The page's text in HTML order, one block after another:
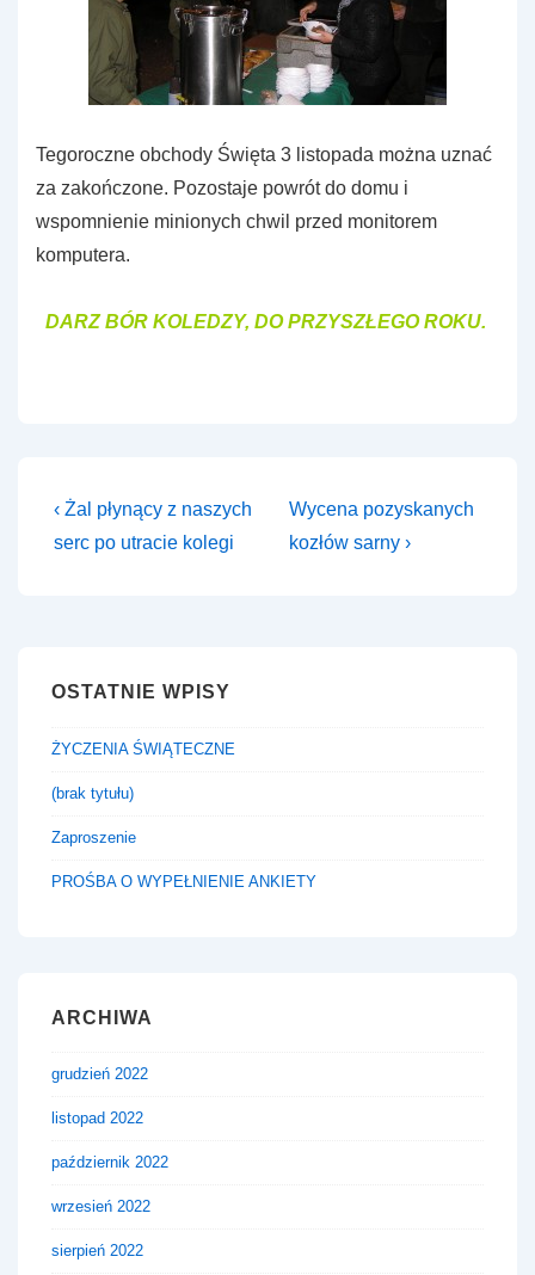
Tegoroczne obchody Święta 3 listopada można uznać
za zakończone. Pozostaje powrót do domu i
wspomnienie minionych chwil przed monitorem
komputera.
DARZ BÓR KOLEDZY, DO PRZYSZŁEGO ROKU.
Nawigacja
wpisu
Previous
Post
‹ Żal płynący z naszych
serc po utracie kolegi
Next
Post
Wycena pozyskanych
kozłów sarny ›
OSTATNIE WPISY
ŻYCZENIA ŚWIĄTECZNE
(brak tytułu)
Zaproszenie
PROŚBA O WYPEŁNIENIE ANKIETY
ARCHIWA
grudzień 2022
listopad 2022
październik 2022
wrzesień 2022
sierpień 2022